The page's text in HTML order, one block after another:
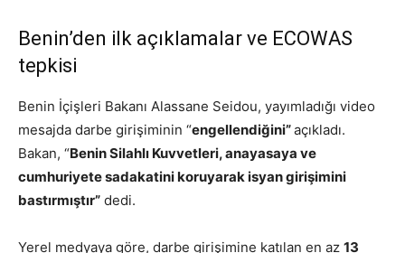
Benin’den ilk açıklamalar ve ECOWAS
tepkisi
Benin İçişleri Bakanı Alassane Seidou, yayımladığı video
mesajda darbe girişiminin “engellendiğini”açıkladı.
Bakan, “Benin Silahlı Kuvvetleri, anayasaya ve
cumhuriyete sadakatini koruyarak isyan girişimini
bastırmıştır” dedi.
Yerel medyaya göre, darbe girişimine katılan en az 13